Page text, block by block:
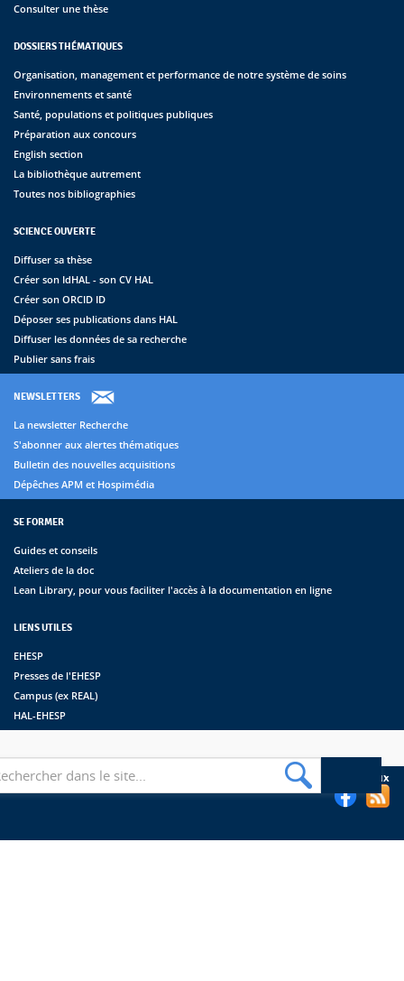
Consulter une thèse
DOSSIERS THÉMATIQUES
Organisation, management et performance de notre système de soins
Environnements et santé
Santé, populations et politiques publiques
Préparation aux concours
English section
La bibliothèque autrement
Toutes nos bibliographies
SCIENCE OUVERTE
Diffuser sa thèse
Créer son IdHAL - son CV HAL
Créer son ORCID ID
Déposer ses publications dans HAL
Diffuser les données de sa recherche
Publier sans frais
NEWSLETTERS
La newsletter Recherche
S'abonner aux alertes thématiques
Bulletin des nouvelles acquisitions
Dépêches APM et Hospimédia
SE FORMER
Guides et conseils
Ateliers de la doc
Lean Library, pour vous faciliter l'accès à la documentation en ligne
LIENS UTILES
EHESP
Presses de l'EHESP
Campus (ex REAL)
HAL-EHESP
Suivez les bibliothèques de l'EHESP sur les réseaux sociaux